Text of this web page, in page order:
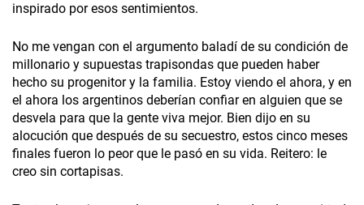
inspirado por esos sentimientos.
No me vengan con el argumento baladí de su condición de
millonario y supuestas trapisondas que pueden haber
hecho su progenitor y la familia. Estoy viendo el ahora, y en
el ahora los argentinos deberían confiar en alguien que se
desvela para que la gente viva mejor. Bien dijo en su
alocución que después de su secuestro, estos cinco meses
finales fueron lo peor que le pasó en su vida. Reitero: le
creo sin cortapisas.